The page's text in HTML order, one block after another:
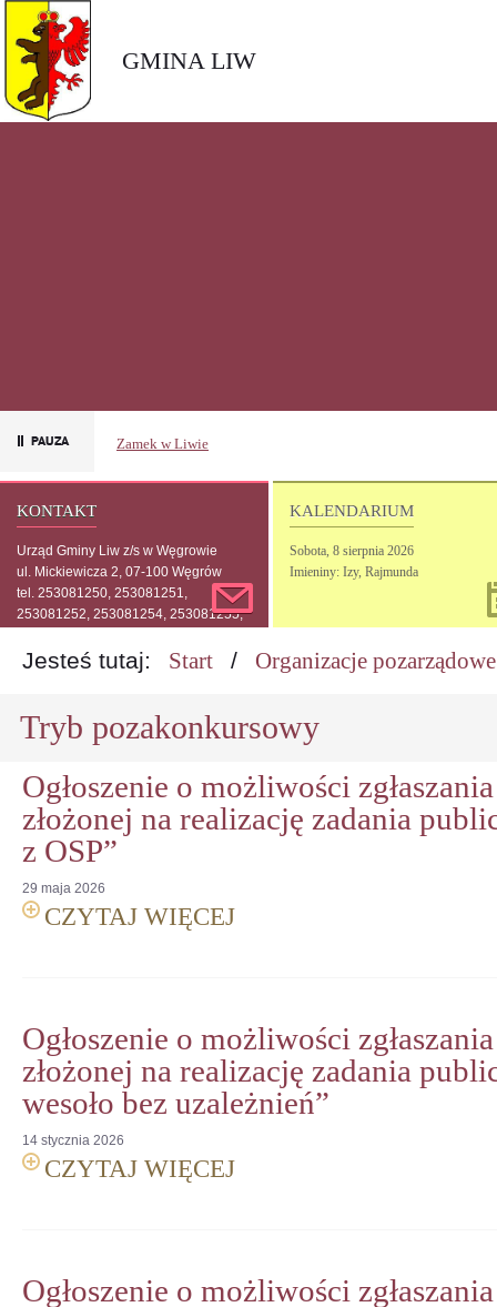
GMINA LIW
Zamek w Liwie
KONTAKT
Urząd Gminy Liw z/s w Węgrowie
ul. Mickiewicza 2, 07-100 Węgrów
tel. 253081250, 253081251,
253081252, 253081254, 253081255,
KALENDARIUM
Sobota, 8 sierpnia 2026
Imieniny: Izy, Rajmunda
Jesteś tutaj: Start / Organizacje pozarządowe
Tryb pozakonkursowy
Ogłoszenie o możliwości
złożonej na realizację zadania
z OSP”
29 maja 2026
CZYTAJ WIĘCEJ
Ogłoszenie o możliwości
złożonej na realizację zadania
wesoło bez uzależnień”
14 stycznia 2026
CZYTAJ WIĘCEJ
Ogłoszenie o możliwości